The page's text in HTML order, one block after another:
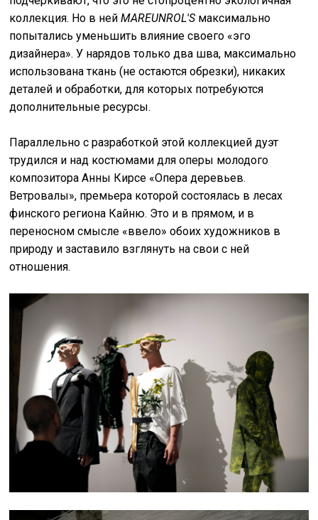
коллекция. Но в нейMAREUNROL'Sмаксимально
попытались уменьшить влияние своего «эго
дизайнера». У нарядов только два шва, максимально
использована ткань (не остаются обрезки), никаких
деталей и обработки, для которых потребуются
дополнительные ресурсы.
Параллельно с разработкой этой коллекцией дуэт
трудился и над костюмами для оперы молодого
композитора Анны Кирсе «Опера деревьев.
Ветровалы», премьера которой состоялась в лесах
финского региона Кайню. Это и в прямом, и в
переносном смысле «ввело» обоих художников в
природу и заставило взглянуть на свои с ней
отношения.